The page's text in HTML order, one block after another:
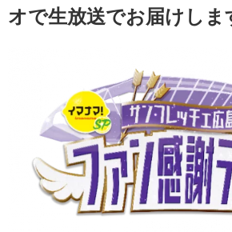
オで生放送でお届けしま